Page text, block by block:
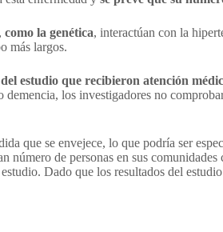
como la genética, interactúan con la
más largos.
estudio que recibieron atención
los investigadores no
que se envejece, lo que podría ser
número de personas en sus
Dado que los resultados del